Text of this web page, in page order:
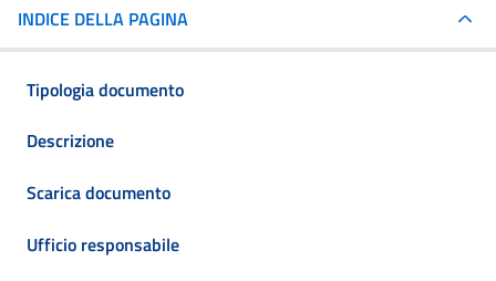
INDICE DELLA PAGINA
Tipologia documento
Descrizione
Scarica documento
Ufficio responsabile